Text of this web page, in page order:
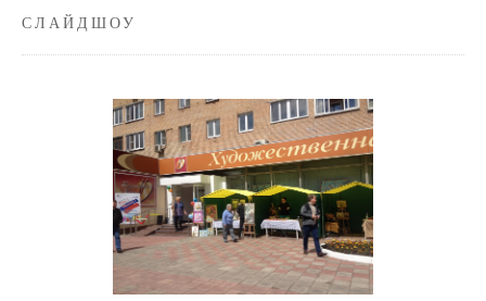
СЛАЙДШОУ